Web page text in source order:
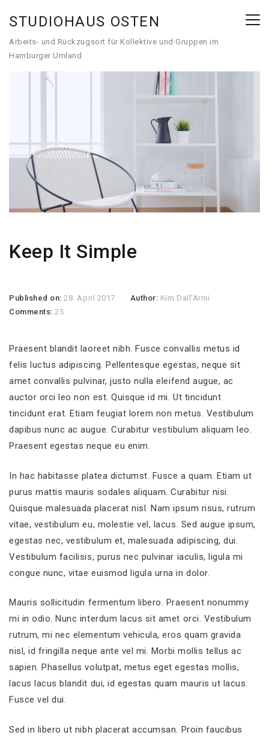
STUDIOHAUS OSTEN
Arbeits- und Rückzugsort für Kollektive und Gruppen im
Hamburger Umland
Keep It Simple
Published on:28. April 2017 Author: Kim Dall'Armi
Comments:25
Praesent blandit laoreet nibh. Fusce convallis metus id
felis luctus adipiscing. Pellentesque egestas, neque sit
amet convallis pulvinar, justo nulla eleifend augue, ac
auctor orci leo non est. Quisque id mi. Ut tincidunt
tincidunt erat. Etiam feugiat lorem non metus. Vestibulum
dapibus nunc ac augue. Curabitur vestibulum aliquam leo.
Praesent egestas neque eu enim.
In hac habitasse platea dictumst. Fusce a quam. Etiam ut
purus mattis mauris sodales aliquam. Curabitur nisi.
Quisque malesuada placerat nisl. Nam ipsum risus, rutrum
vitae, vestibulum eu, molestie vel, lacus. Sed augue ipsum,
egestas nec, vestibulum et, malesuada adipiscing, dui.
Vestibulum facilisis, purus nec pulvinar iaculis, ligula mi
congue nunc, vitae euismod ligula urna in dolor.
Mauris sollicitudin fermentum libero. Praesent nonummy
mi in odio. Nunc interdum lacus sit amet orci. Vestibulum
rutrum, mi nec elementum vehicula, eros quam gravida
nisl, id fringilla neque ante vel mi. Morbi mollis tellus ac
sapien. Phasellus volutpat, metus eget egestas mollis,
lacus lacus blandit dui, id egestas quam mauris ut lacus.
Fusce vel dui.
Sed in libero ut nibh placerat accumsan. Proin faucibus